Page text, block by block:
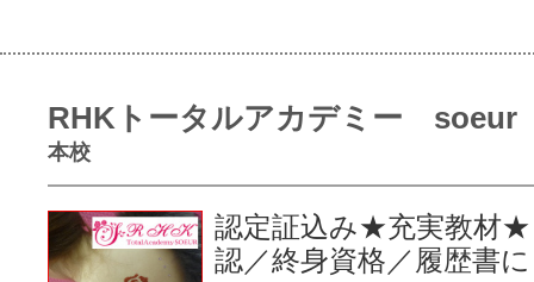
RHKトータルアカデミー soeur
本校
認定証込み★充実教材★
認／終身資格／履歴書